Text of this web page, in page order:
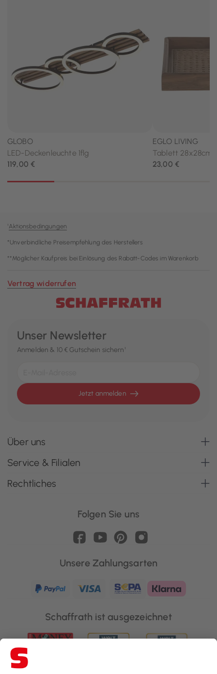
¹Aktionsbedingungen
*Unverbindliche Preisempfehlung des Herstellers
**Möglicher Kaufpreis bei Einlösung des Rabatt-Codes im Warenkorb
Vertrag widerrufen
Unser Newsletter
Anmelden & 10 € Gutschein sichern¹
Jetzt anmelden
Über uns
Service & Filialen
Rechtliches
Folgen Sie uns
Unsere Zahlungsarten
Schaffrath ist ausgezeichnet